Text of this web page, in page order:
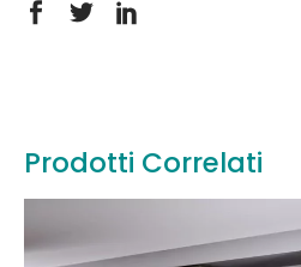
Prodotti Correlati